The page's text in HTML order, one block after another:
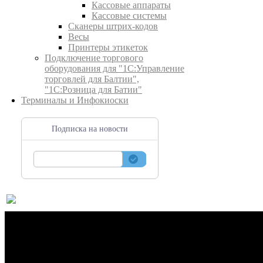
Кассовые аппараты
Кассовые системы
Сканеры штрих-кодов
Весы
Принтеры этикеток
Подключение торгового
оборудования для "1С:Управление
торговлей для Балтии",
"1С:Розница для Батии"
Терминалы и Инфокиоски
Подписка на новости